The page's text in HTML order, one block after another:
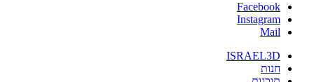
Facebook
Instagram
Mail
ISRAEL3D
חנות